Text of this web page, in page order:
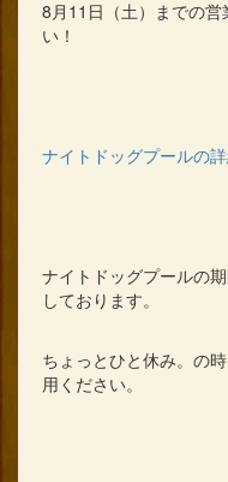
8月11日（土）までの
い！
ナイトドッグプールの
ナイトドッグプールの
しております。
ちょっとひと休み。の
用ください。